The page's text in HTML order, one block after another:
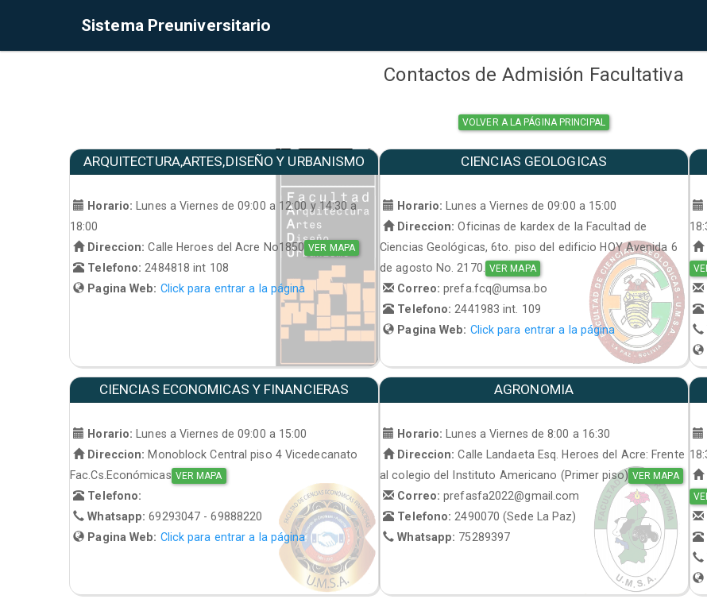
Sistema Preuniversitario
Contactos de Admisión Facultativa
VOLVER A LA PÁGINA PRINCIPAL
ARQUITECTURA,ARTES,DISEÑO Y URBANISMO
Horario:
Lunes a Viernes de 09:00 a 12:00 y 14:30 a
18:00
Direccion: Calle Heroes del Acre No1850 VER MAPA
Telefono: 2484818 int 108
Pagina Web: Click para entrar a la página
CIENCIAS GEOLOGICAS
Horario:
Lunes a Viernes de 09:00 a 15:00
Direccion: Oficinas de kardex de la Facultad de
Ciencias Geológicas, 6to. piso del edificio HOY Avenida 6
de agosto No. 2170.
VER MAPA
Correo:prefa.fcq@umsa.bo
Telefono: 2441983 int. 109
Pagina Web: Click para entrar a la página
CIENCIAS ECONOMICAS Y FINANCIERAS
Horario:
Lunes a Viernes de 09:00 a 15:00
Direccion: Monoblock Central piso 4 Vicedecanato
Fac.Cs.Económicas VER MAPA
Telefono:
Whatsapp:69293047 - 69888220
Pagina Web: Click para entrar a la página
AGRONOMIA
Horario:
Lunes a Viernes de 8:00 a 16:30
Direccion: Calle Landaeta Esq. Heroes del Acre: Frente
al colegio del Instituto Americano (Primer piso) VER MAPA
Correo:prefasfa2022@gmail.com
Telefono: 2490070 (Sede La Paz)
Whatsapp: 75289397